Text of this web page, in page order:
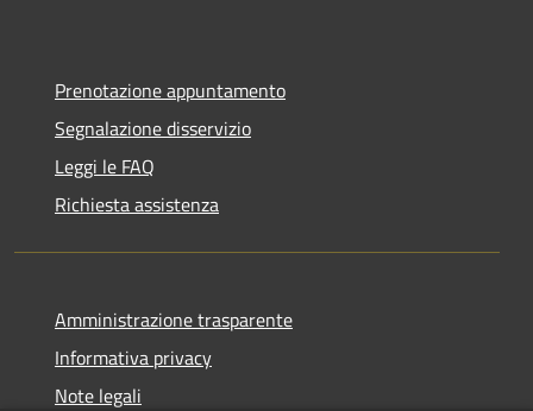
Prenotazione appuntamento
Segnalazione disservizio
Leggi le FAQ
Richiesta assistenza
Amministrazione trasparente
Informativa privacy
Note legali